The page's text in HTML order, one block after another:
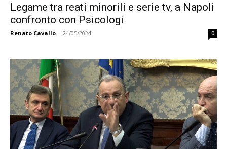
Legame tra reati minorili e serie tv, a Napoli
confronto con Psicologi
Renato Cavallo - 24/05/2024 0